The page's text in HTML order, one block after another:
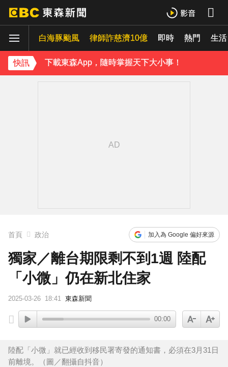
白海豚颱風 律師詐慈濟10億 即時 熱門 生活
快訊
雲林羊肉查出汙染源！ 草料驗出戴奧辛超標
《理財達人秀》X 安聯投信免費講座報名中！搶先卡位 2027
下載東森App，隨時掌握天下大小事！
首頁 政治 加入為 Google 偏好來源
獨家／離台期限剩不到1週 陸配
「小微」仍在新北住家
2025-03-26 18:41 東森新聞
00:00
陸配「小微」就已經收到移民署寄發的通知書，必須在3月31日
前離境。（圖／翻攝自抖音）